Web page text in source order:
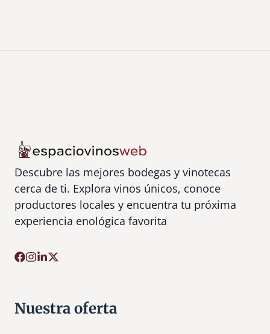
a
s
,
c
o
e
o
Descubre las mejores bodegas y vinotecas
cerca de ti. Explora vinos únicos, conoce
productores locales y encuentra tu próxima
experiencia enológica favorita
Nuestra oferta